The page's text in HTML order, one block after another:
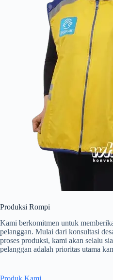
Produksi Rompi
Kami berkomitmen untuk
pelanggan. Mulai dari konsultasi
proses produksi, kami akan selalu
pelanggan adalah prioritas utama
Produk Kami